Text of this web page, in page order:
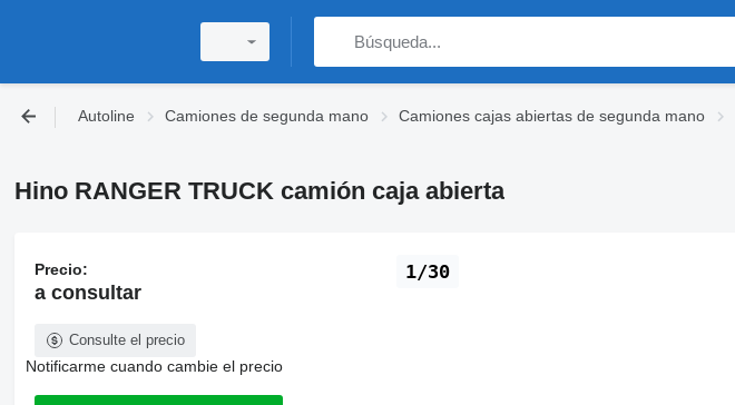
Autoline Camiones de segunda mano Camiones cajas abiertas de segunda mano
Hino RANGER TRUCK camión caja abierta
1/30
Precio:
a consultar
Consulte el precio
Notificarme cuando cambie el precio